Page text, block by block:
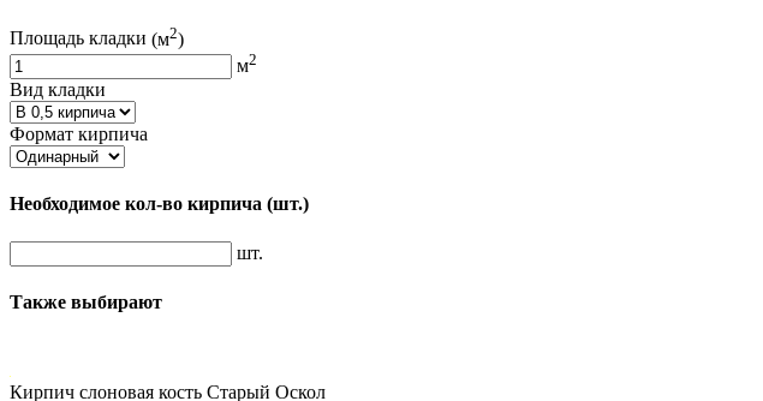
Площадь кладки (м2)
м2
Вид кладки
Формат кирпича
Необходимое кол-во кирпича (шт.)
шт.
Также выбирают
Кирпич слоновая кость Старый Оскол